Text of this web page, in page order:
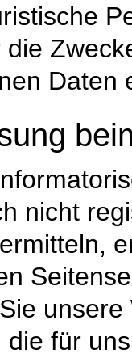
Daten
nicht
für